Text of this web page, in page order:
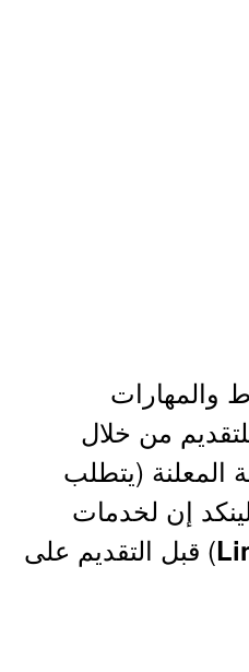
والمهارات
من خلال
المعلنة (يتطلب
إن لخدمات
) قبل التقديم على